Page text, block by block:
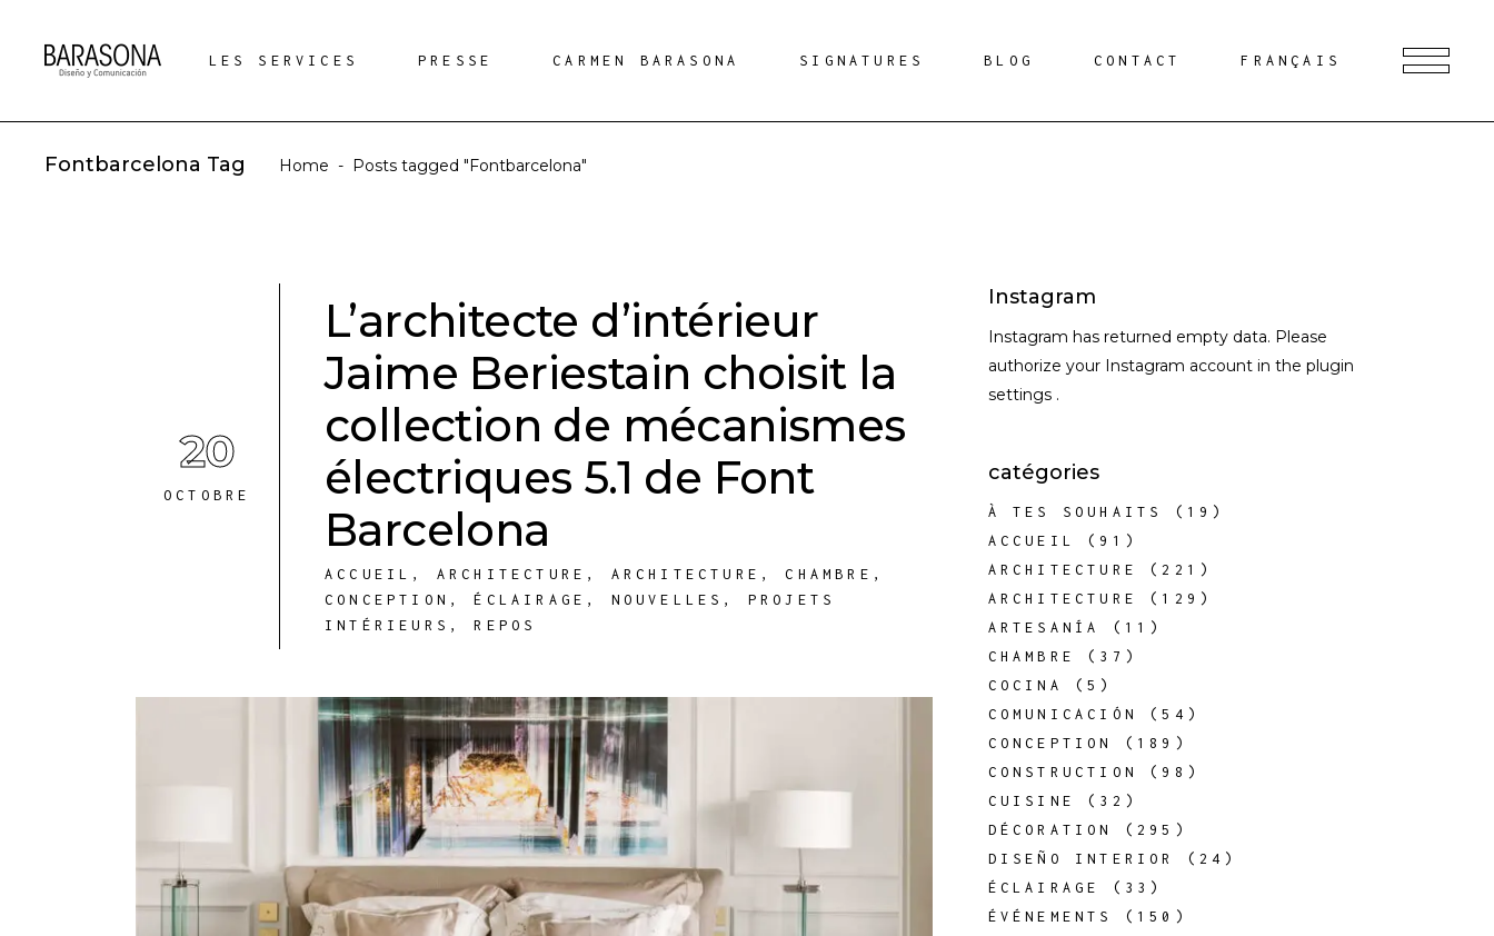
LES SERVICES PRESSE CARMEN BARASONA SIGNATURES BLOG CONTACT FRANÇAIS
Fontbarcelona Tag Home - Posts tagged "Fontbarcelona"
20
OCTOBRE
L’architecte d’intérieur
Jaime Beriestain choisit la
collection de mécanismes
électriques 5.1 de Font
Barcelona
ACCUEIL , ARCHITECTURE , ARCHITECTURE ,CHAMBRE ,
CONCEPTION ,ÉCLAIRAGE , NOUVELLES , PROJETS
INTÉRIEURS ,REPOS
Instagram
Instagram has returned empty data. Please
authorize your Instagram account in the plugin
settings .
catégories
À TES SOUHAITS
(19)
ACCUEIL
(91)
ARCHITECTURE
(221)
ARCHITECTURE
(129)
ARTESANÍA
(11)
CHAMBRE
(37)
COCINA
(5)
COMUNICACIÓN
(54)
CONCEPTION
(189)
CONSTRUCTION
(98)
CUISINE
(32)
DÉCORATION
(295)
DISEÑO INTERIOR
(24)
ÉCLAIRAGE
(33)
ÉVÉNEMENTS
(150)